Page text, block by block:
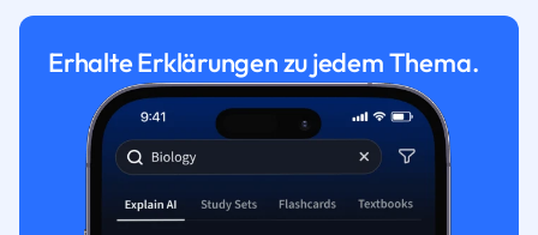
Erhalte Erklärungen zu jedem Thema.